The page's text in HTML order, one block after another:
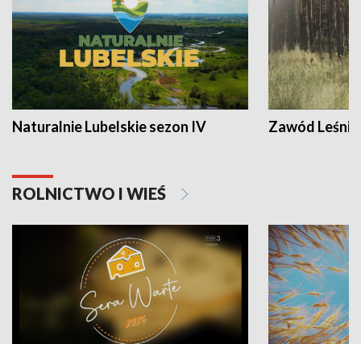
Naturalnie Lubelskie sezon IV Zawód Leśnik
ROLNICTWO I WIEŚ